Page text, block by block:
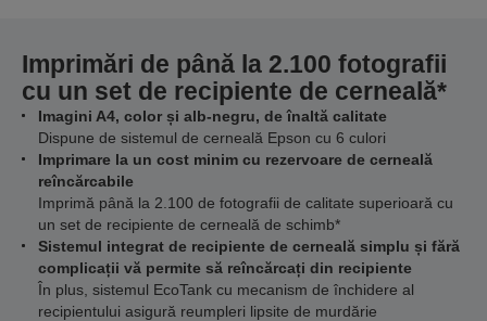
Imprimări de până la 2.100 fotografii
cu un set de recipiente de cerneală*
Imagini A4, color și alb-negru, de înaltă calitate
Dispune de sistemul de cerneală Epson cu 6 culori
Imprimare la un cost minim cu rezervoare de cerneală
reîncărcabile
Imprimă până la 2.100 de fotografii de calitate superioară cu
un set de recipiente de cerneală de schimb*
Sistemul integrat de recipiente de cerneală simplu și fără
complicații vă permite să reîncărcați din recipiente
În plus, sistemul EcoTank cu mecanism de închidere al
recipientului asigură reumpleri lipsite de murdărie